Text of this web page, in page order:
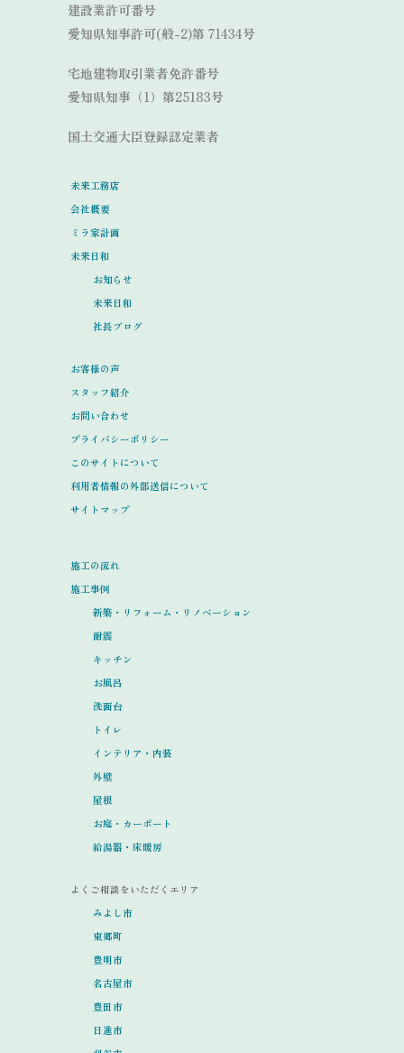
建設業許可番号
愛知県知事許可(般-2)第 71434号
宅地建物取引業者免許番号
愛知県知事（1）第25183号
国土交通大臣登録認定業者
未来工務店
会社概要
ミラ家計画
未来日和
お知らせ
未来日和
社長ブログ
お客様の声
スタッフ紹介
お問い合わせ
プライバシーポリシー
このサイトについて
利用者情報の外部送信について
サイトマップ
施工の流れ
施工事例
新築・リフォーム・リノベーション
耐震
キッチン
お風呂
洗面台
トイレ
インテリア・内装
外壁
屋根
お庭・カーポート
給湯器・床暖房
よくご相談をいただくエリア
みよし市
東郷町
豊明市
名古屋市
豊田市
日進市